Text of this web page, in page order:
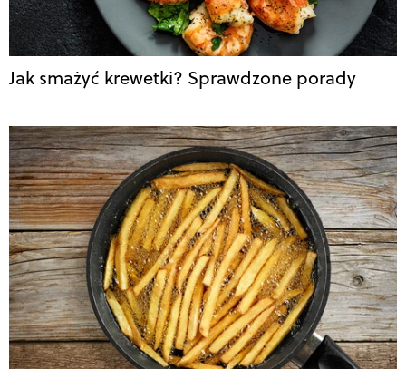
Jak smażyć krewetki? Sprawdzone porady